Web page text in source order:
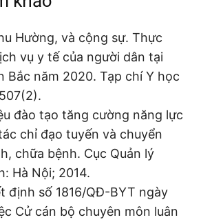
Hường, và cộng sự. Thực
vụ y tế của người dân tại
Bắc năm 2020. Tạp chí Y học
đào tạo tăng cường năng lực
chỉ đạo tuyến và chuyển
chữa bệnh. Cục Quản lý
Hà Nội; 2014.
định số 1816/QĐ-BYT ngày
Cử cán bộ chuyên môn luân